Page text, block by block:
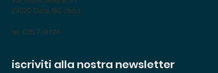
24020 Cene BG (italy)
tel. 035 719124
iscriviti alla nostra newsletter